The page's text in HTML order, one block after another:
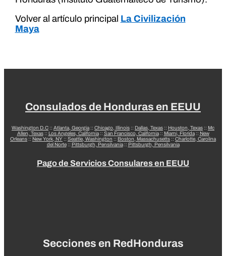
Volver al artículo principal La Civilización
Maya
Consulados de Honduras en EEUU
Washington D.C :: Atlanta, Georgia :: Chicago, Illinois :: Dallas, Texas :: Houston, Texas :: Mc
Allen, Texas:: Los Angeles, California:: San Francisco, California:: Miami, Florida:: New
Orleans :: New York, NY :: Seattle, Washington :: Boston, Massachusetts :: Charlotte, Carolina
del Norte:: Pittsburgh, Pensilvania:: Pittsburgh, Pensilvania
Pago de Servicios Consulares en EEUU
Secciones en RedHonduras